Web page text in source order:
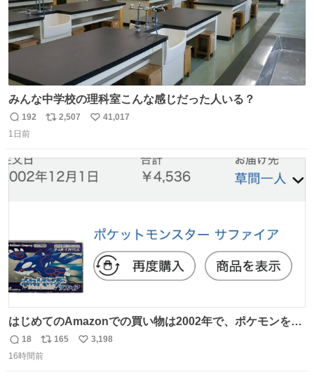
みんな中学校の理科室こんな感じだった人いる？
返
信
192
リ
数
2,507
い
41,017
1日前
はじめてのAmazonでの買い物は2002年で、ポケモンを買
ったようだ 24年前かぁ。
返
信
18
リ
ポ
165
い
3,198
16時間前